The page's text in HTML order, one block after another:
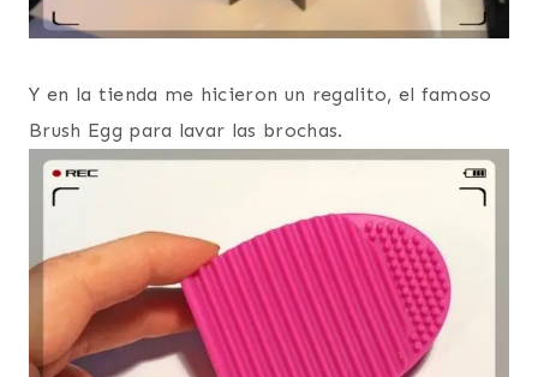
Y en la tienda me hicieron un regalito, el famoso
Brush Egg para lavar las brochas.